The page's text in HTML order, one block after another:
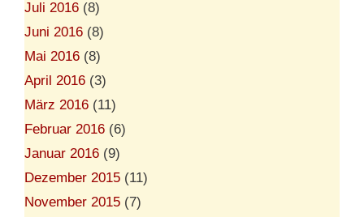
Juli 2016 (8)
Juni 2016 (8)
Mai 2016 (8)
April 2016 (3)
März 2016 (11)
Februar 2016 (6)
Januar 2016 (9)
Dezember 2015 (11)
November 2015 (7)